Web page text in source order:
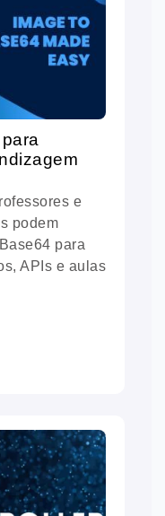
e
podem
para
APIs e aulas